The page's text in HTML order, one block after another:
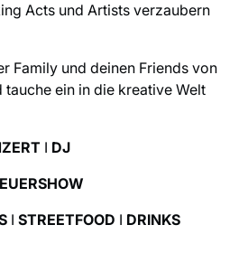
Acts und Artists verzaubern
Family und deinen Friends von
ein in die kreative Welt
I DJ
ISTREETFOOD I DRINKS